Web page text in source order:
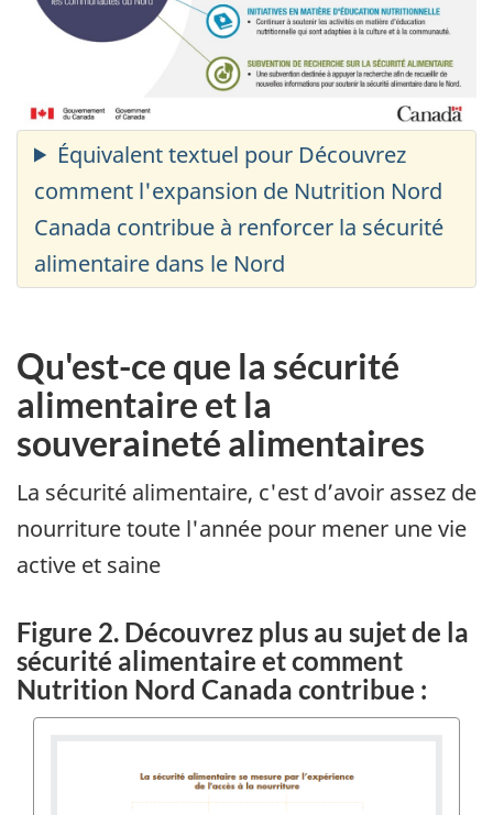
Qu'est-ce que la sécurité
alimentaire et la
souveraineté alimentaires
La sécurité alimentaire, c'est d’avoir assez de
nourriture toute l'année pour mener une vie
active et saine
Figure 2. Découvrez plus au sujet de la
sécurité alimentaire et comment
Nutrition Nord Canada contribue :